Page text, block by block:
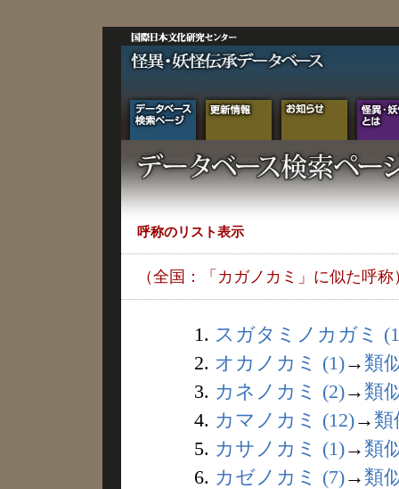
呼称のリスト表示
（全国：「カガノカミ」に似た呼称
1. スガタミノカガミ
2. オカノカミ (1)→ 類
3. カネノカミ (2)→ 類
4. カマノカミ (12)→ 類
5. カサノカミ (1)→ 類
6. カゼノカミ (7)→ 類